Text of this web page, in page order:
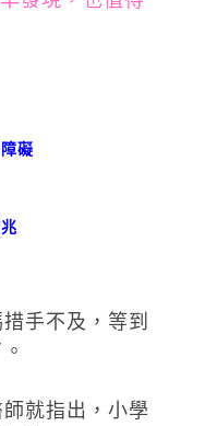
礙
手不及，等到
就指出，小學